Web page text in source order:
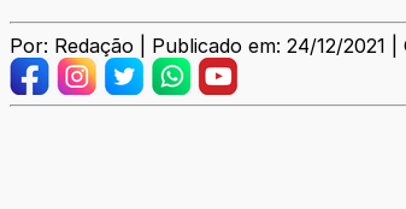
Por: Redação | Publicado em: 24/12/2021